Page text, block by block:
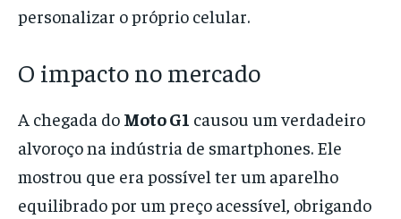
personalizar o próprio celular.
O impacto no mercado
A chegada do Moto G1 causou um verdadeiro
alvoroço na indústria de smartphones. Ele
mostrou que era possível ter um aparelho
equilibrado por um preço acessível, obrigando